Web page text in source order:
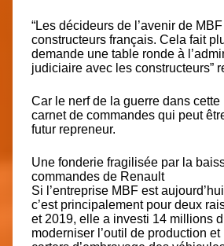
“Les décideurs de l’avenir de
constructeurs français. Cela fait
demande une table ronde à
judiciaire avec les constructeurs”
Car le nerf de la guerre dans cette
carnet de commandes qui peut
futur repreneur.
Une fonderie fragilisée par la
commandes de Renault
Si l’entreprise MBF est
c’est principalement pour deux
et 2019, elle a investi 14 millions
moderniser l’outil de production